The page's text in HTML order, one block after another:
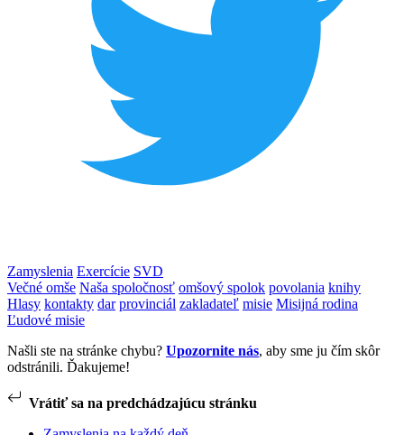
Zamyslenia Exercície SVD
Večné omše Naša spoločnosť omšový spolok povolania knihy
Hlasy kontakty dar provinciál zakladateľ misie Misijná rodina
Ľudové misie
Našli ste na stránke chybu? Upozornite nás, aby sme ju čím skôr
odstránili. Ďakujeme!
Vrátiť sa na predchádzajúcu stránku